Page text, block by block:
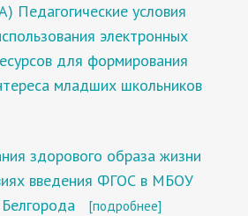
условия
электронных
для формирования
младших школьников
здорового образа жизни
введения ФГОС в МБОУ
[подробнее]